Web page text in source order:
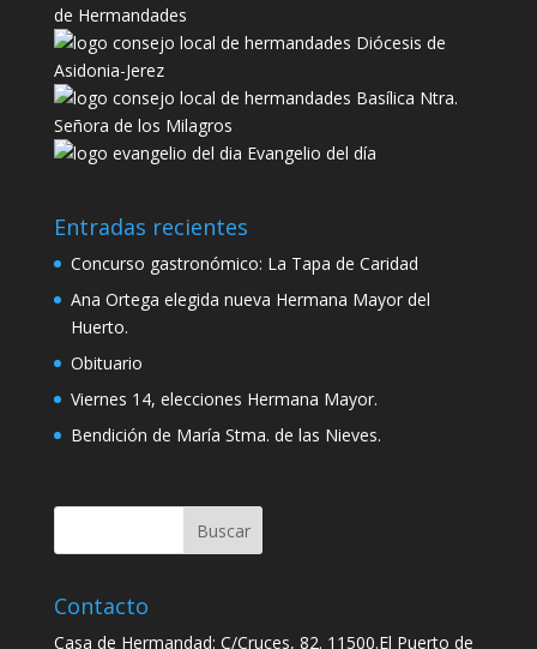
de Hermandades
Diócesis de
Asidonia-Jerez
Basílica Ntra.
Señora de los Milagros
Evangelio del día
Entradas recientes
Concurso gastronómico: La Tapa de Caridad
Ana Ortega elegida nueva Hermana Mayor del
Huerto.
Obituario
Viernes 14, elecciones Hermana Mayor.
Bendición de María Stma. de las Nieves.
Contacto
Casa de Hermandad: C/Cruces, 82. 11500.El Puerto de